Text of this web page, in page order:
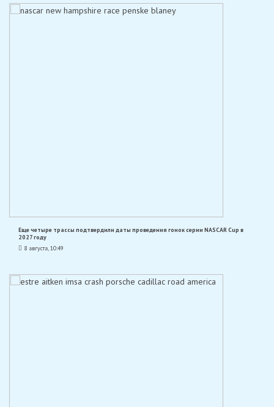
Еще четыре трассы подтвердили даты проведения гонок серии NASCAR Cup в
2027 году
8 августа, 10:49